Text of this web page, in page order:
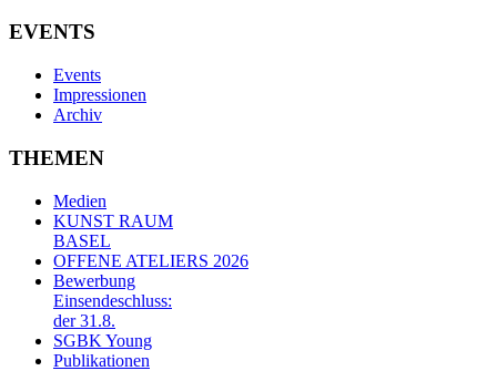
EVENTS
Events
Impressionen
Archiv
THEMEN
Medien
KUNST RAUM
BASEL
OFFENE ATELIERS 2026
Bewerbung
Einsendeschluss:
der 31.8.
SGBK Young
Publikationen